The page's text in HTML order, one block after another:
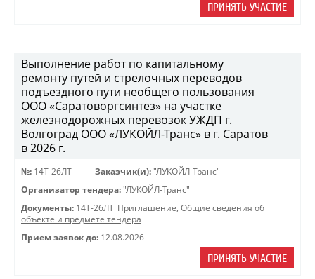
ПРИНЯТЬ УЧАСТИЕ
Выполнение работ по капитальному
ремонту путей и стрелочных переводов
подъездного пути необщего пользования
ООО «Саратоворгсинтез» на участке
железнодорожных перевозок УЖДП г.
Волгоград ООО «ЛУКОЙЛ-Транс» в г. Саратов
в 2026 г.
№: 14Т-26ЛТ Заказчик(и): "ЛУКОЙЛ-Транс"
Организатор тендера: "ЛУКОЙЛ-Транс"
Документы: 14Т-26ЛТ_Приглашение, Общие сведения об
объекте и предмете тендера
Прием заявок до: 12.08.2026
ПРИНЯТЬ УЧАСТИЕ